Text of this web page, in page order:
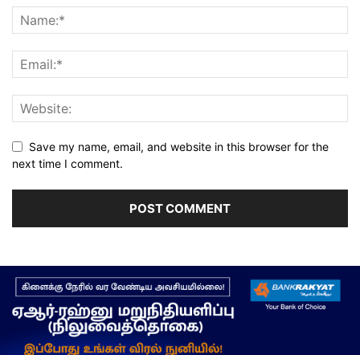
Save my name, email, and website in this browser for the
next time I comment.